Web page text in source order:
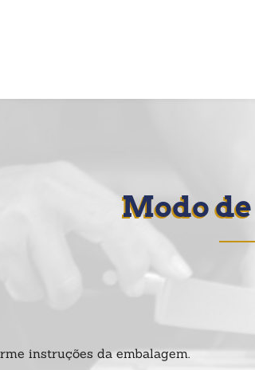
Modo
instruções da embalagem.